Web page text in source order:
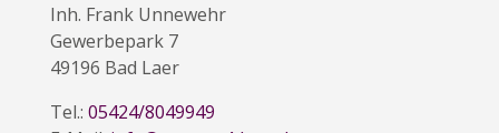
Inh. Frank Unnewehr
Gewerbepark 7
49196 Bad Laer
Tel.: 05424/8049949